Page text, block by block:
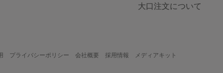
大口注文について
プライバシーポリシー 会社概要 採用情報 メディアキット